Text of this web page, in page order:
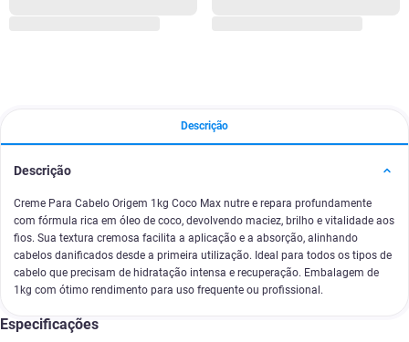
Descrição
Descrição
Creme Para Cabelo Origem 1kg Coco Max nutre e repara profundamente
com fórmula rica em óleo de coco, devolvendo maciez, brilho e vitalidade aos
fios. Sua textura cremosa facilita a aplicação e a absorção, alinhando
cabelos danificados desde a primeira utilização. Ideal para todos os tipos de
cabelo que precisam de hidratação intensa e recuperação. Embalagem de
1kg com ótimo rendimento para uso frequente ou profissional.
Especificações